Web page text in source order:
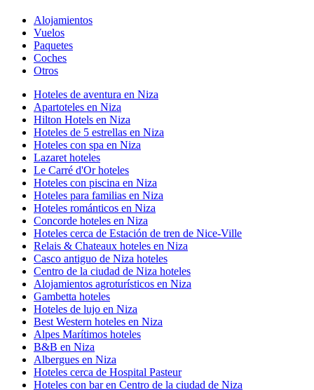
Alojamientos
Vuelos
Paquetes
Coches
Otros
Hoteles de aventura en Niza
Apartoteles en Niza
Hilton Hotels en Niza
Hoteles de 5 estrellas en Niza
Hoteles con spa en Niza
Lazaret hoteles
Le Carré d'Or hoteles
Hoteles con piscina en Niza
Hoteles para familias en Niza
Hoteles románticos en Niza
Concorde hoteles en Niza
Hoteles cerca de Estación de tren de Nice-Ville
Relais & Chateaux hoteles en Niza
Casco antiguo de Niza hoteles
Centro de la ciudad de Niza hoteles
Alojamientos agroturísticos en Niza
Gambetta hoteles
Hoteles de lujo en Niza
Best Western hoteles en Niza
Alpes Marítimos hoteles
B&B en Niza
Albergues en Niza
Hoteles cerca de Hospital Pasteur
Hoteles con bar en Centro de la ciudad de Niza